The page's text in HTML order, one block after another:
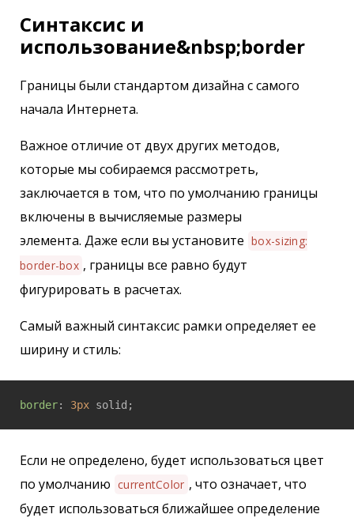
Синтаксис и
использование&nbsp;border
Границы были стандартом дизайна с самого
начала Интернета.
Важное отличие от двух других методов,
которые мы собираемся рассмотреть,
заключается в том, что по умолчанию границы
включены в вычисляемые размеры
элемента. Даже если вы установите box-sizing:
border-box , границы все равно будут
фигурировать в расчетах.
Самый важный синтаксис рамки определяет ее
ширину и стиль:
border: 3px
Если не определено, будет использоваться цвет
по умолчанию currentColor , что означает, что
будет использоваться ближайшее определение